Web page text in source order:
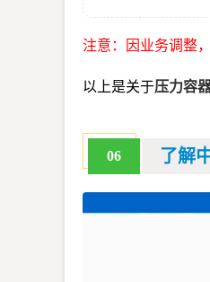
注意：因业务调整
以上是关于压力容
06 了解